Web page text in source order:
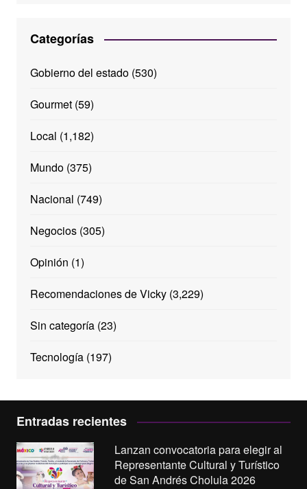
Categorías
Gobierno del estado(530)
Gourmet(59)
Local (1,182)
Mundo(375)
Nacional (749)
Negocios(305)
Opinión (1)
Recomendaciones de Vicky(3,229)
Sin categoría(23)
Tecnología(197)
Entradas recientes
Lanzan convocatoria para elegir al
Representante Cultural y Turístico
de San Andrés Cholula 2026